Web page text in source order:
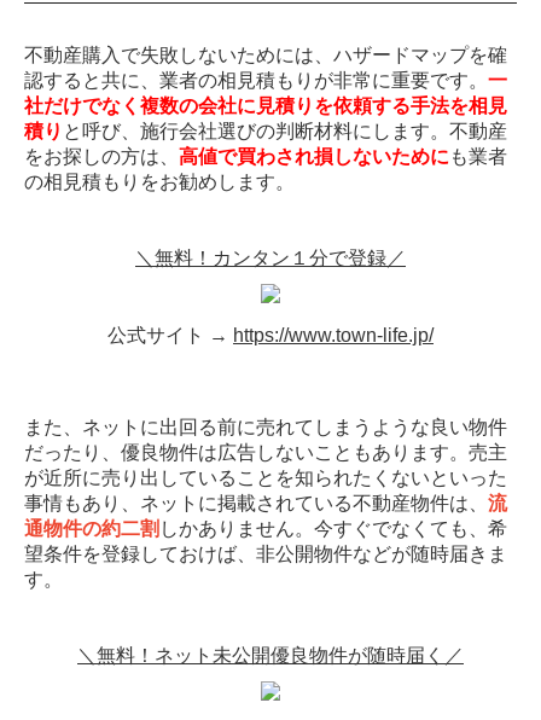
不動産購入で失敗しないためには、ハザードマップを確
認すると共に、業者の相見積もりが非常に重要です。 一
社だけでなく複数の会社に見積りを依頼する手法を相見
積り と呼び、施行会社選びの判断材料にします。不動産
をお探しの方は、 高値で買わされ損しないために も業者
の相見積もりをお勧めします。
＼無料！カンタン１分で登録／
公式サイト → https://www.town-life.jp/
また、ネットに出回る前に売れてしまうような良い物件
だったり、優良物件は広告しないこともあります。売主
が近所に売り出していることを知られたくないといった
事情もあり、ネットに掲載されている不動産物件は、 流
通物件の約二割 しかありません。今すぐでなくても、希
望条件を登録しておけば、非公開物件などが随時届きま
す。
＼無料！ネット未公開優良物件が随時届く／